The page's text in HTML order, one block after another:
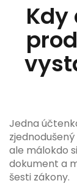
Kdy
Jedna
ale málokdo
dokument a
šesti zákony.